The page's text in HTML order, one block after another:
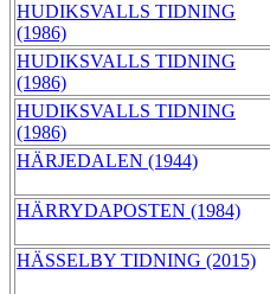
HUDIKSVALLS TIDNING
(1986)
HUDIKSVALLS TIDNING
(1986)
HUDIKSVALLS TIDNING
(1986)
HÄRJEDALEN (1944)
HÄRRYDAPOSTEN (1984)
HÄSSELBY TIDNING (2015)